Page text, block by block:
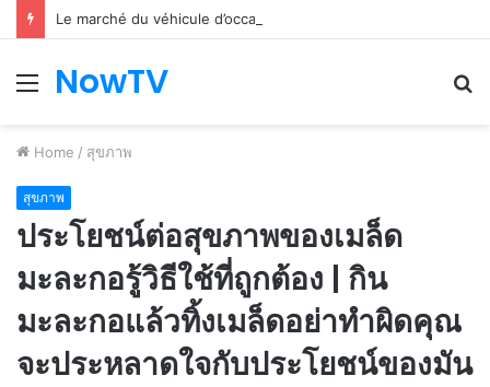
Le marché du véhicule d’occasion en plein essor
Menu
NowTV
Home / สุขภาพ
สุขภาพ
ประโยชน์ต่อสุขภาพของเมล็ด
มะละกอรู้วิธีใช้ที่ถูกต้อง | กิน
มะละกอแล้วทิ้งเมล็ดอย่าทำผิดคุณ
จะประหลาดใจกับประโยชน์ของมัน